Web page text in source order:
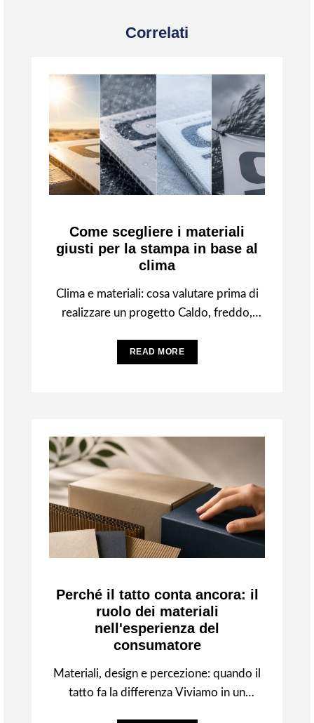
Correlati
Come scegliere i materiali
giusti per la stampa in base al
clima
Clima e materiali: cosa valutare prima di
realizzare un progetto Caldo, freddo,
la resa
READ MORE
Perché il tatto conta ancora: il
ruolo dei materiali
nell'esperienza del
consumatore
Materiali, design e percezione: quando il
tatto fa la differenza Viviamo in un